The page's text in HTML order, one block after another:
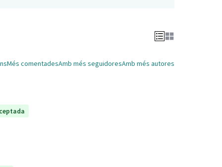
Més comentadesAmb més seguidoresAmb més autores